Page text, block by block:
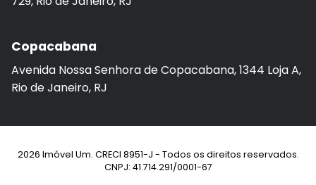
Copacabana
Avenida Nossa Senhora de Copacabana, 1344 Loja A,
Rio de Janeiro, RJ
2026 Imóvel Um. CRECI 8951-J - Todos os direitos reservados.
CNPJ: 41.714.291/0001-67